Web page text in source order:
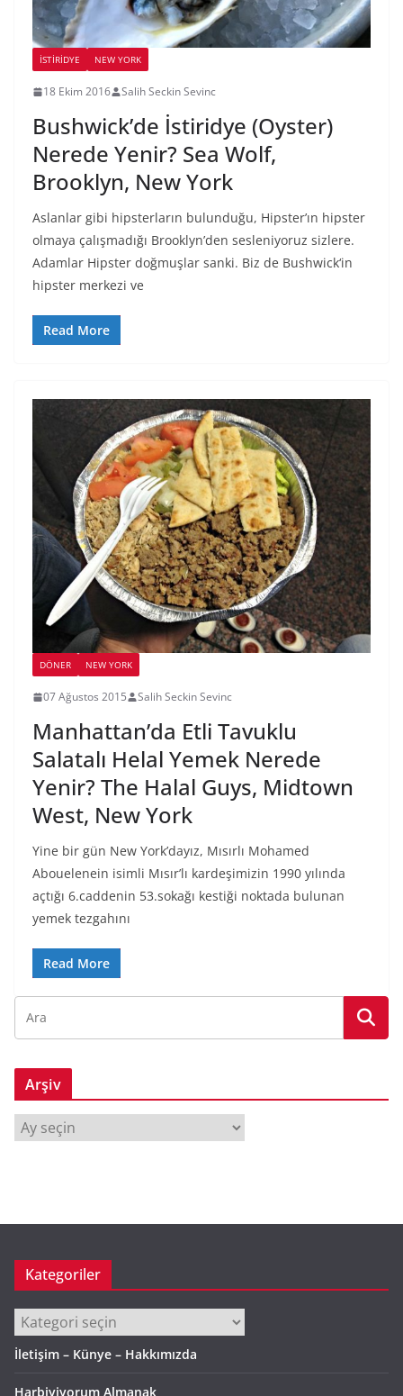
İSTIRIDYE NEW YORK
18 Ekim 2016 Salih Seckin Sevinc
Bushwick’de İstiridye (Oyster)
Nerede Yenir? Sea Wolf,
Brooklyn, New York
Aslanlar gibi hipsterların bulunduğu, Hipster’ın hipster
olmaya çalışmadığı Brooklyn’den sesleniyoruz sizlere.
Adamlar Hipster doğmuşlar sanki. Biz de Bushwick‘in
hipster merkezi ve
Read More
DÖNER NEW YORK
07 Ağustos 2015 Salih Seckin Sevinc
Manhattan’da Etli Tavuklu
Salatalı Helal Yemek Nerede
Yenir? The Halal Guys, Midtown
West, New York
Yine bir gün New York’dayız, Mısırlı Mohamed
Abouelenein isimli Mısır’lı kardeşimizin 1990 yılında
açtığı 6.caddenin 53.sokağı kestiği noktada bulunan
yemek tezgahını
Read More
Arşiv
Kategoriler
Kategoriler
İletişim – Künye – Hakkımızda
Harbiyiyorum Almanak